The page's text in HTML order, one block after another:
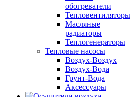
обогреватели
Тепловентиляторы
Масляные
радиаторы
Теплогенераторы
Тепловые насосы
Воздух-Воздух
Воздух-Вода
Грунт-Вода
Аксессуары